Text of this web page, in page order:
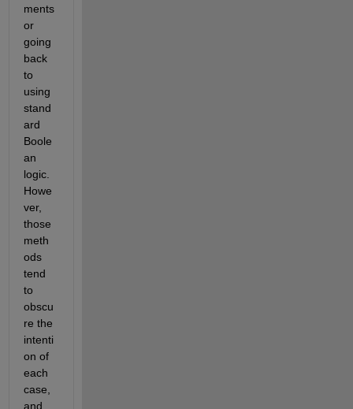
ments
or
going
back
to
using
stand
ard
Boole
an
logic.
Howe
ver,
those
meth
ods
tend
to
obscu
re the
intenti
on of
each
case,
and